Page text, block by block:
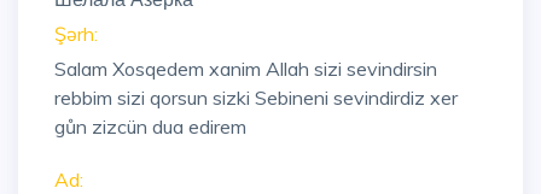
Şərh:
Salam Xosqedem xanim Allah sizi sevindirsin
rebbim sizi qorsun sizki Sebineni sevindirdiz xer
gůn zizcün dua edirem
Ad: